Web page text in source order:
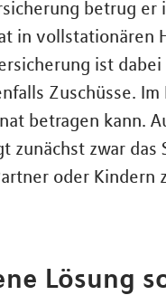
betrug
in vollstationären
ist
Zuschüsse.
betragen kann.
zunächst zwar das
oder Kindern
Lösung